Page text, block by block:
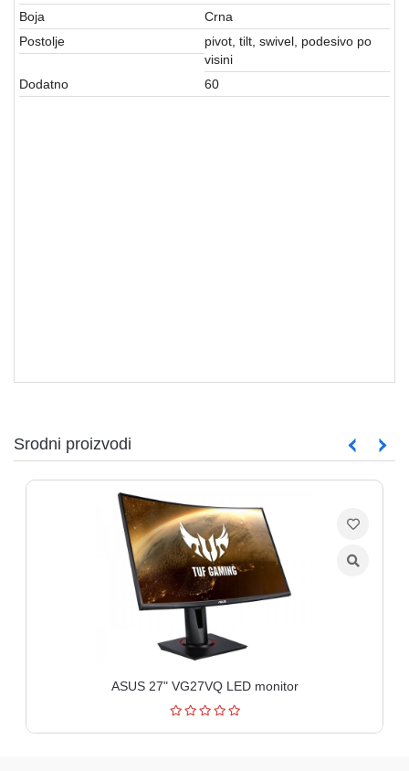
Boja
Crna
Postolje
pivot, tilt, swivel, podesivo po
visini
Dodatno
60
Srodni proizvodi
ASUS 27" VG27VQ LED monitor